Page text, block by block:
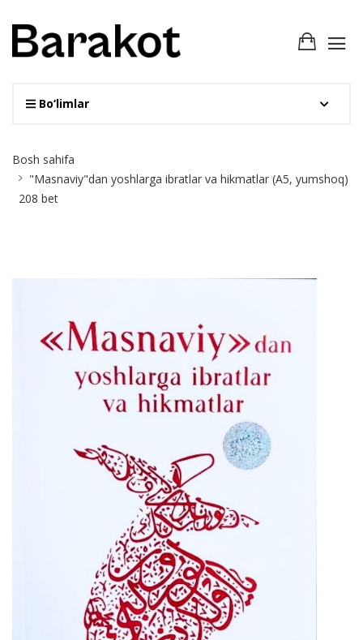
Bo‘limlar
Breadcrumb
Bosh sahifa
"Masnaviy"dan yoshlarga ibratlar va hikmatlar (А5, yumshoq)
208 bet